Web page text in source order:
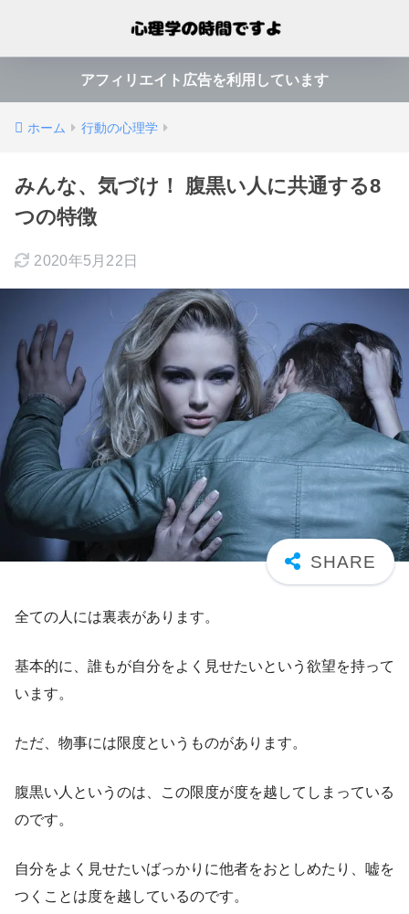
アフィリエイト広告を利用しています
ホーム 行動の心理学
みんな、気づけ！ 腹黒い人に共通する8
つの特徴
2020年5月22日
全ての人には裏表があります。
基本的に、誰もが自分をよく見せたいという欲望を持って
います。
ただ、物事には限度というものがあります。
腹黒い人というのは、この限度が度を越してしまっている
のです。
自分をよく見せたいばっかりに他者をおとしめたり、嘘を
つくことは度を越しているのです。